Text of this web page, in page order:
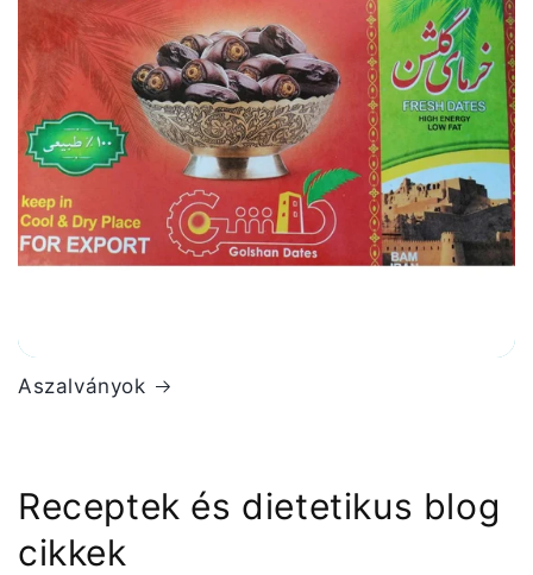
Aszalványok
Receptek és dietetikus blog
cikkek